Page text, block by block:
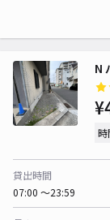
N
時
貸出時間
07:00 〜23:59